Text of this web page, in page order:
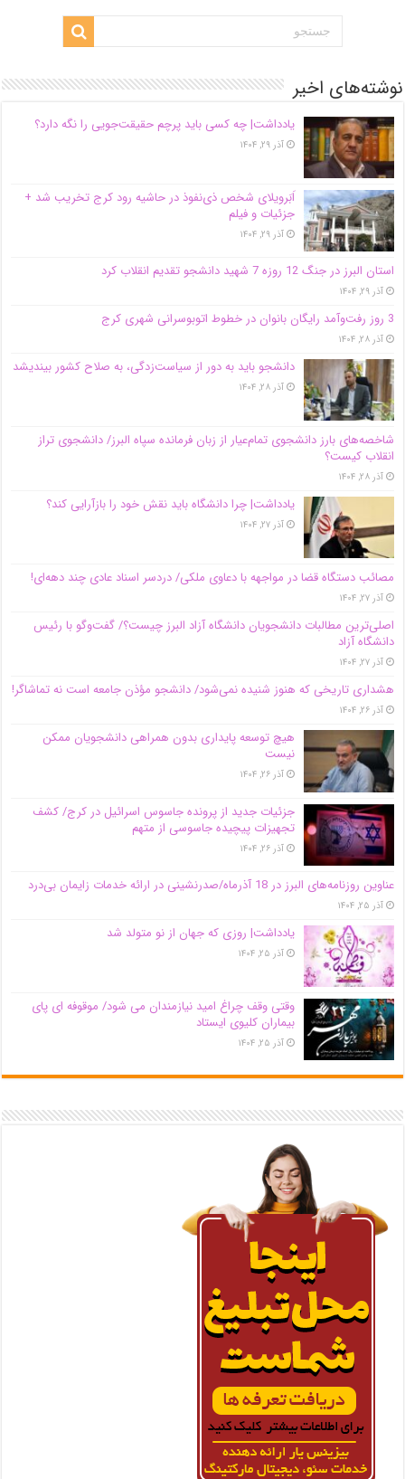
نوشته‌های اخیر
یادداشت| ‌چه کسی باید پرچم حقیقت‌جویی را نگه دارد؟
آذر ۲۹, ۱۴۰۴
اَبَر‌ویلای شخص ذی‌نفوذ در حاشیه‌ رود کرج تخریب شد +
جزئیات و فیلم
آذر ۲۹, ۱۴۰۴
استان البرز در جنگ 12 روزه 7 شهید دانشجو تقدیم انقلاب کرد
آذر ۲۹, ۱۴۰۴
3 روز رفت‌وآمد رایگان بانوان در خطوط اتوبوسرانی شهری کرج
آذر ۲۸, ۱۴۰۴
دانشجو باید به دور از سیاست‌زدگی، به صلاح کشور بیندیشد
آذر ۲۸, ۱۴۰۴
شاخصه‌های بارز دانشجوی تمام‌عیار از زبان فرمانده سپاه البرز/ دانشجوی تراز
انقلاب کیست؟
آذر ۲۸, ۱۴۰۴
یادداشت| چرا دانشگاه باید نقش خود را بازآرایی کند؟
آذر ۲۷, ۱۴۰۴
مصائب دستگاه قضا در مواجهه با دعاوی ملکی/ دردسر اسناد عادی چند‌ دهه‌ای!
آذر ۲۷, ۱۴۰۴
اصلی‌ترین مطالبات دانشجویان دانشگاه آزاد البرز چیست؟/ گفت‌وگو با رئیس
دانشگاه آز‌اد
آذر ۲۷, ۱۴۰۴
هشداری تاریخی که هنوز شنیده نمی‌شود/ دانشجو مؤذن جامعه است نه تماشاگر!
آذر ۲۶, ۱۴۰۴
هیچ توسعه پایداری بدون همراهی دانشجویان ممکن
نیست
آذر ۲۶, ۱۴۰۴
جزئیات جدید از پرونده جاسوس اسرائیل در کرج/‌ کشف
تجهیزات پیچیده جاسوسی از متهم
آذر ۲۶, ۱۴۰۴
عناوین روزنامه‌های البرز در ‌18 آذرماه/صدرنشینی در ارائه خدمات زایمان بی‌درد
آذر ۲۵, ۱۴۰۴
یادداشت| روزی که جهان از نو متولد شد
آذر ۲۵, ۱۴۰۴
وقتی وقف چراغ امید نیازمندان می شود/ موقوفه ای پای
بیماران کلیوی ایستاد
آذر ۲۵, ۱۴۰۴